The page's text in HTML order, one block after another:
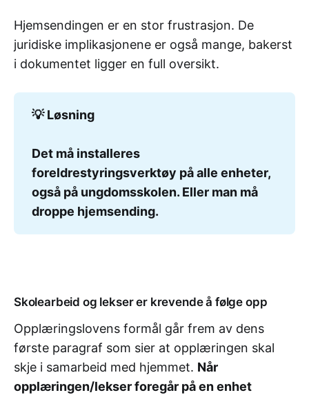
Hjemsendingen er en stor frustrasjon. De
juridiske implikasjonene er også mange, bakerst
i dokumentet ligger en full oversikt.
💡 Løsning
Det må installeres
foreldrestyringsverktøy på alle enheter,
også på ungdomsskolen. Eller man må
droppe hjemsending.
Skolearbeid og lekser er krevende å følge opp
Opplæringslovens formål går frem av dens
første paragraf som sier at opplæringen skal
skje i samarbeid med hjemmet. Når
opplæringen/lekser foregår på en enhet